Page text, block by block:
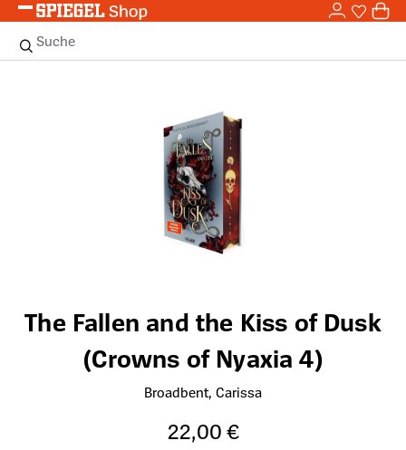
Zum Hauptinhalt springen 0
Suche
The Fallen and the Kiss of Dusk
(Crowns of Nyaxia 4)
Broadbent, Carissa
22,00 €